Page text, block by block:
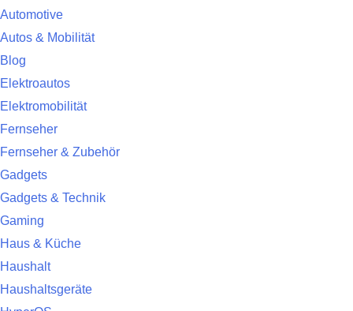
Automotive
Autos & Mobilität
Blog
Elektroautos
Elektromobilität
Fernseher
Fernseher & Zubehör
Gadgets
Gadgets & Technik
Gaming
Haus & Küche
Haushalt
Haushaltsgeräte